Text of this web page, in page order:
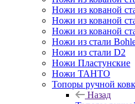
Ножи из кованой
Ножи из кованой
Ножи из кованой
Ножи из стали
Ножи из стали D2
Ножи Пластунские
Ножи ТАНТО
Топоры ручной
Назад